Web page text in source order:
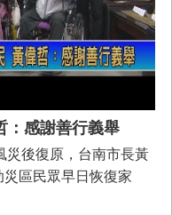
：感謝善行義舉
災後復原，台南市長黃
區民眾早日恢復家